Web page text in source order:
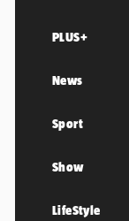
PLUS+
News
Sport
Show
LifeStyle